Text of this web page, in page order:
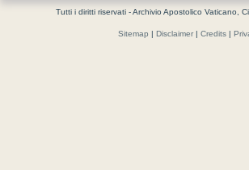
Tutti i diritti riservati - Archivio Apostolico Vaticano,
Sitemap Disclaimer Credits